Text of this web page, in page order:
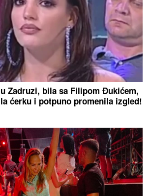
Zadruzi, bila sa Filipom Đukićem,
ćerku i potpuno promenila izgled!